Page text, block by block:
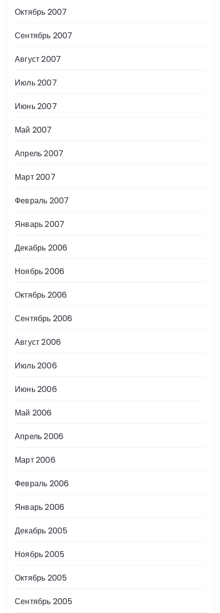
Октябрь 2007
Сентябрь 2007
Август 2007
Июль 2007
Июнь 2007
Май 2007
Апрель 2007
Март 2007
Февраль 2007
Январь 2007
Декабрь 2006
Ноябрь 2006
Октябрь 2006
Сентябрь 2006
Август 2006
Июль 2006
Июнь 2006
Май 2006
Апрель 2006
Март 2006
Февраль 2006
Январь 2006
Декабрь 2005
Ноябрь 2005
Октябрь 2005
Сентябрь 2005